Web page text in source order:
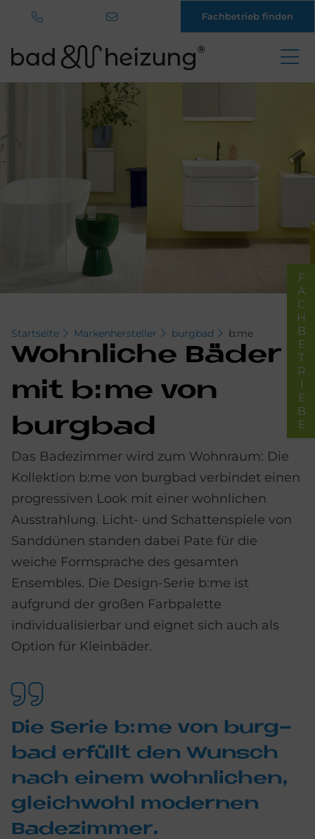
Fachbetrieb finden
Startseite Markenhersteller burgbad b:me
Wohn­li­che Bä­der
mit b:me von
burg­bad
Das Badezimmer wird zum Wohnraum: Die
Kollektion b:me von burgbad verbindet einen
progressiven Look mit einer wohnlichen
Ausstrahlung. Licht- und Schattenspiele von
Sanddünen standen dabei Pate für die
weiche Formsprache des gesamten
Ensembles. Die Design-Serie b:me ist
aufgrund der großen Farbpalette
individualisierbar und eignet sich auch als
Option für Kleinbäder.
Die Se­rie b:me von burg­
bad er­fül­lt den Wunsch
nach ei­nem wohn­li­chen,
gleich­wohl mo­der­nen
Ba­de­zim­mer.
FACHBETRIEBE